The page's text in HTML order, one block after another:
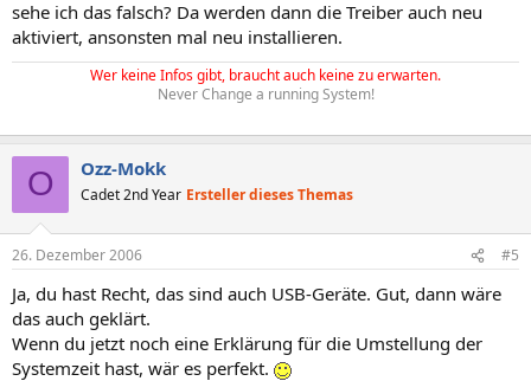
sehe ich das falsch? Da werden dann die Treiber auch neu
aktiviert, ansonsten mal neu installieren.
Wer keine Infos gibt, braucht auch keine zu erwarten.
Never Change a running System!
O Ozz-Mokk
Cadet 2nd Year Ersteller dieses Themas
26. Dezember 2006 #5
Ja, du hast Recht, das sind auch USB-Geräte. Gut, dann wäre
das auch geklärt.
Wenn du jetzt noch eine Erklärung für die Umstellung der
Systemzeit hast, wär es perfekt.